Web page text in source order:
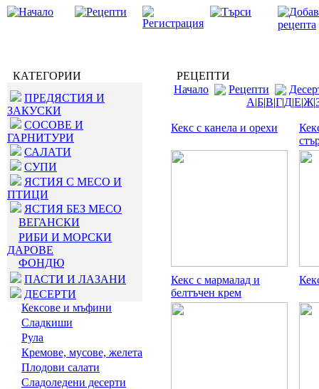
КАТЕГОРИИ
ПРЕДЯСТИЯ И
ЗАКУСКИ
СОСОВЕ И
ГАРНИТУРИ
САЛАТИ
СУПИ
ЯСТИЯ С МЕСО И
ПТИЦИ
ЯСТИЯ БЕЗ МЕСО
ВЕГАНСКИ
РИБИ И МОРСКИ
ДАРОВЕ
ФОНДЮ
ПАСТИ И ЛАЗАНИ
ДЕСЕРТИ
Кексове и мъфини
Сладкиши
Рула
Кремове, мусове, желета
Плодови салати
Сладоледени десерти
РЕЦЕПТИ
Начало
Рецепти
А|Б|В|Г|Д|Е|Ж|
Кекс с канела и орехи
Кекс с мармалад и
белтъчен крем